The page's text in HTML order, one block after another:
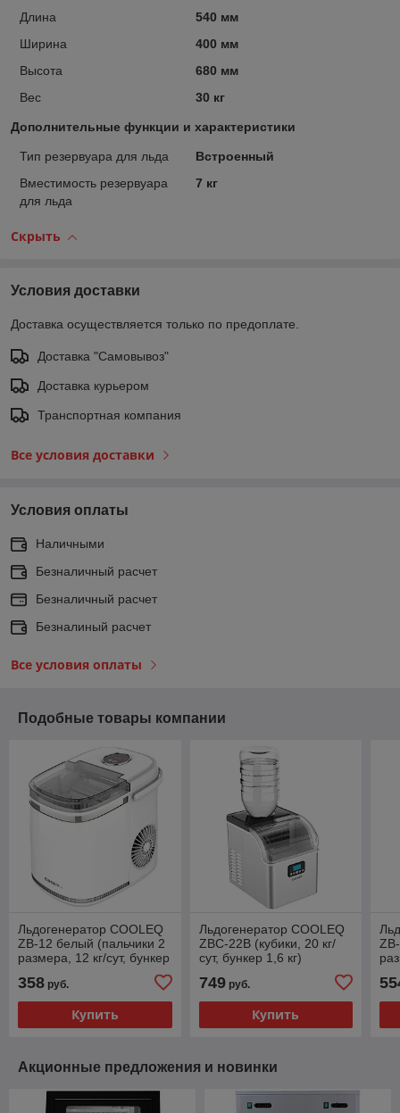
Длина
540 мм
Ширина
400 мм
Высота
680 мм
Вес
30 кг
Дополнительные функции и характеристики
Тип резервуара для льда
Встроенный
Вместимость резервуара
для льда
7 кг
Скрыть
Условия доставки
Доставка осуществляется только по предоплате.
Доставка "Самовывоз"
Доставка курьером
Транспортная компания
Все условия доставки
Условия оплаты
Наличными
Безналичный расчет
Безналичный расчет
Безналиный расчет
Все условия оплаты
Подобные товары компании
Льдогенератор COOLEQ
ZB-12 белый (пальчики 2
размера, 12 кг/сут, бункер
358 руб.
Купить
Льдогенератор COOLEQ
ZBC-22B (кубики, 20 кг/
сут, бункер 1,6 кг)
749руб.
Купить
Акционные предложения и новинки